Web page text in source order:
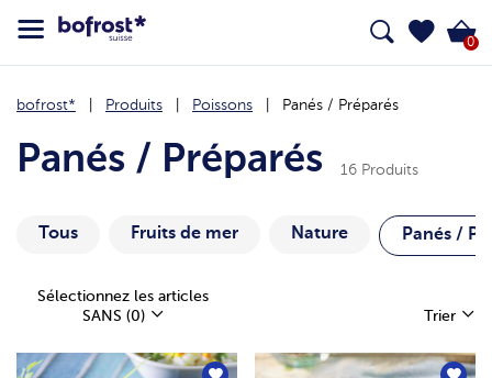
0
bofrost* Produits Poissons Panés / Préparés
Panés / Préparés 16 Produits
Tous Fruits de mer Nature Panés /
Sélectionnez les articles
SANS (0) Trier